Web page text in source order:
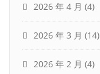
2026 年 4 月 (4)
2026 年 3 月 (14)
2026 年 2 月 (4)